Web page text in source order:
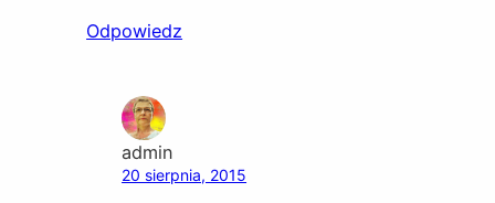
Odpowiedz
admin
20 sierpnia, 2015